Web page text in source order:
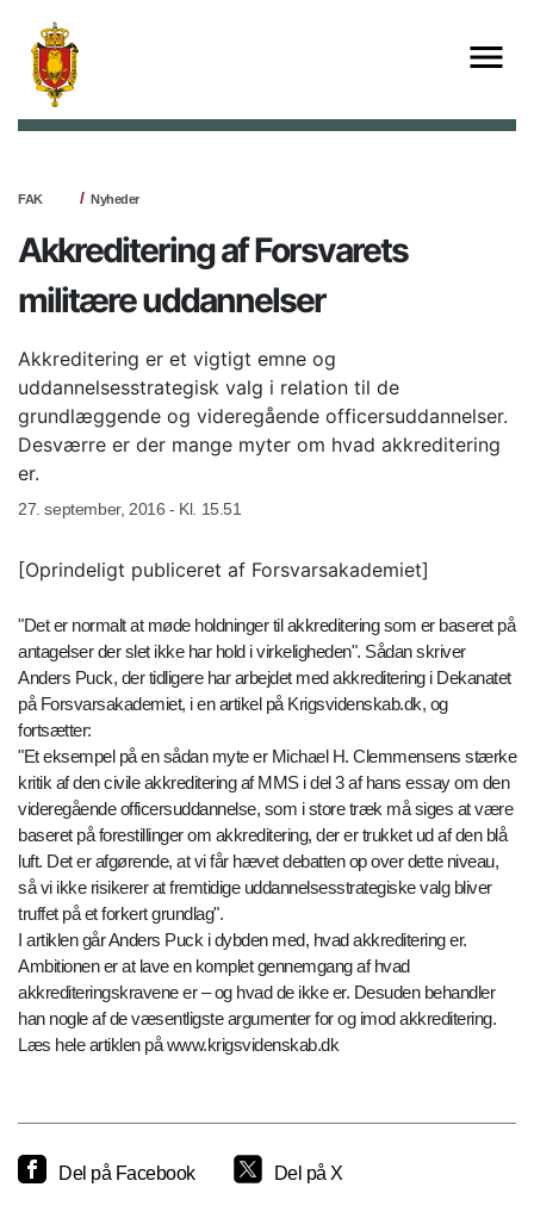
FAK Nyheder
Akkreditering af Forsvarets
militære uddannelser
Akkreditering er et vigtigt emne og
uddannelsesstrategisk valg i relation til de
grundlæggende og videregående officersuddannelser.
Desværre er der mange myter om hvad akkreditering
er.
27. september, 2016 - Kl. 15.51
[Oprindeligt publiceret af Forsvarsakademiet]
"Det er normalt at møde holdninger til akkreditering som er baseret på
antagelser der slet ikke har hold i virkeligheden". Sådan skriver
Anders Puck, der tidligere har arbejdet med akkreditering i Dekanatet
på Forsvarsakademiet, i en artikel på Krigsvidenskab.dk, og
fortsætter:
"Et eksempel på en sådan myte er Michael H. Clemmensens stærke
kritik af den civile akkreditering af MMS i del 3 af hans essay om den
videregående officersuddannelse, som i store træk må siges at være
baseret på forestillinger om akkreditering, der er trukket ud af den blå
luft. Det er afgørende, at vi får hævet debatten op over dette niveau,
så vi ikke risikerer at fremtidige uddannelsesstrategiske valg bliver
truffet på et forkert grundlag".
I artiklen går Anders Puck i dybden med, hvad akkreditering er.
Ambitionen er at lave en komplet gennemgang af hvad
akkrediteringskravene er – og hvad de ikke er. Desuden behandler
han nogle af de væsentligste argumenter for og imod akkreditering.
Læs hele artiklen på www.krigsvidenskab.dk
Del på Facebook Del på X